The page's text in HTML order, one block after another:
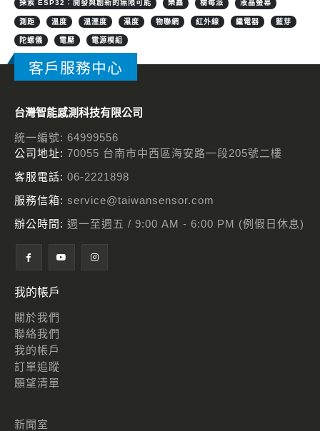
探索 ESP32：開發與創新的無限可能 樂鑫 樹莓派 液晶螢幕
測距 溫度 溫溼度 濕度 物聯網 紅外線 繼電器 藍芽
陀螺儀 電壓 電源模組
客戶服務中心
台灣智能感測科技有限公司
統一編號: 64999556
公司地址: 70055 台南市中西區海安路一段205號二樓
客服電話: 06-2221898
服務信箱: service@taiwansensor.com
辦公時間: 週一至週五 / 9:00 AM - 6:00 PM (例假日休息)
我的帳戶
關於我們
聯絡我們
我的帳戶
訂單追蹤
願望清單
新聞室